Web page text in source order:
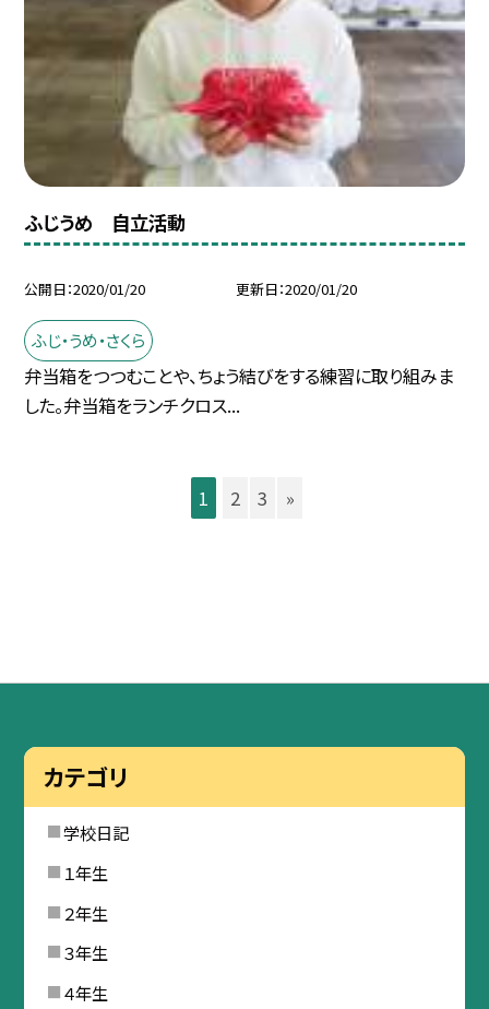
ふじうめ 自立活動
公開日 2020/01/20 更新日 2020/01/20
ふじ・うめ・さくら
弁当箱をつつむことや、ちょう結びをする練習に取り組みま
した。弁当箱をランチクロス...
1 2 3 »
カテゴリ
学校日記
１年生
２年生
３年生
４年生